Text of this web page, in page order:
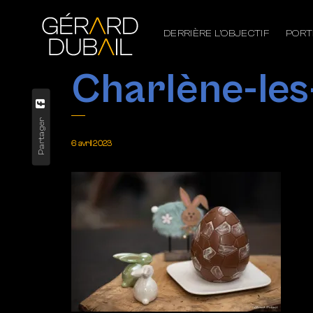
DERRIÈRE L’OBJECTIF
Charlène-
Partager 6 avril 2023